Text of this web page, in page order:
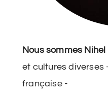
Nous sommes Nihel
et cultures diverses
française -